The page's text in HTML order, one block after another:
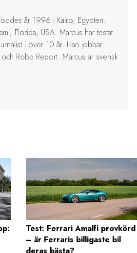
år 1996 i Kairo, Egypten.
Florida, USA. Marcus har testat
i över 10 år. Han jobbar
Robb Report. Marcus är svensk
Test: Ferrari Amalfi provkörd
– är Ferraris billigaste bil